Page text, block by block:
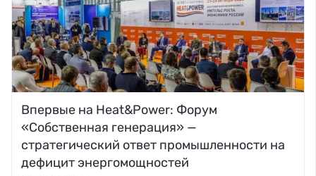
Впервые на Heat&Power: Форум
«Собственная генерация» —
стратегический ответ промышленности на
дефицит энергомощностей